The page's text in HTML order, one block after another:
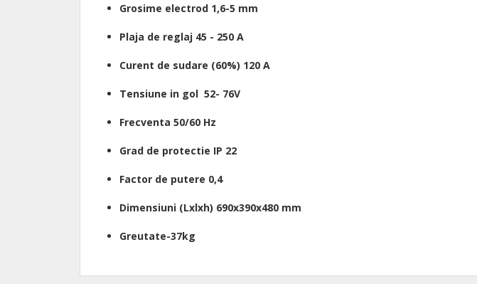
Grosime electrod 1,6-5 mm
Plaja de reglaj 45 - 250 A
Curent de sudare (60%) 120 A
Tensiune in gol 52- 76V
Frecventa 50/60 Hz
Grad de protectie IP 22
Factor de putere 0,4
Dimensiuni (Lxlxh) 690x390x480 mm
Greutate-37kg